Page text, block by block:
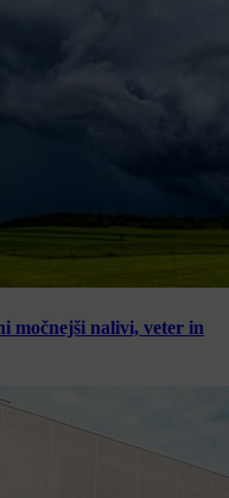
močnejši nalivi, veter in